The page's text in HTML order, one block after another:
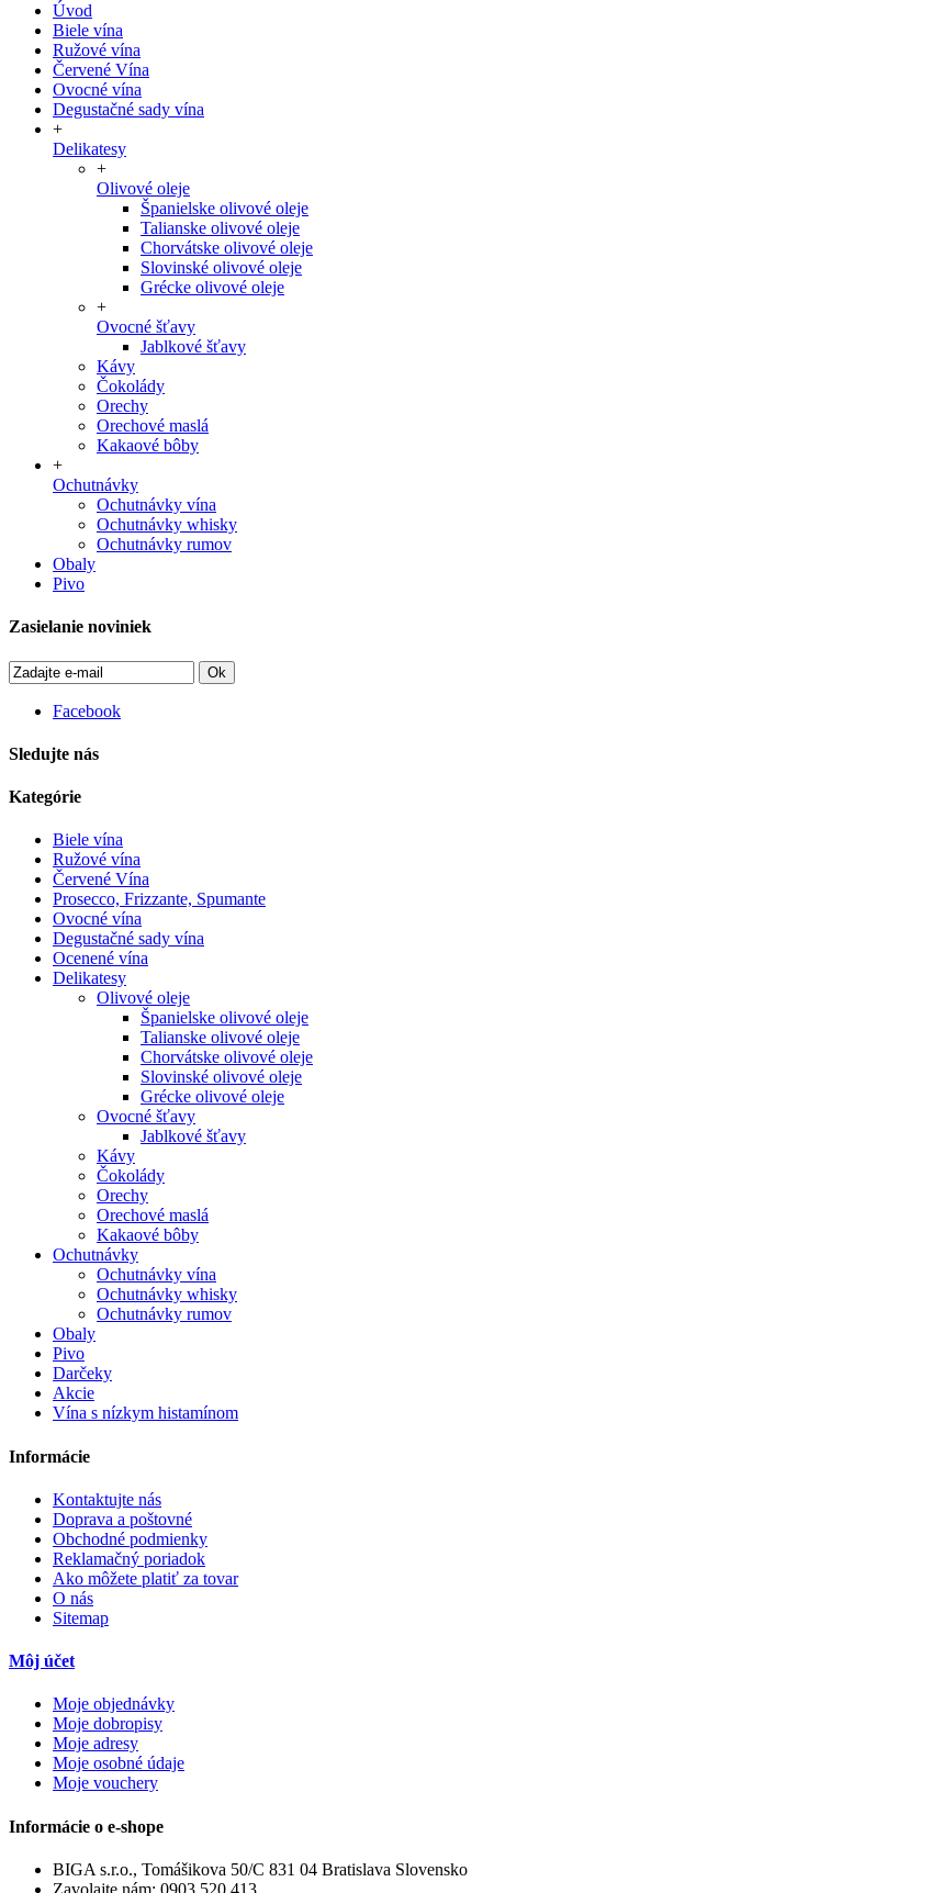
Úvod
Biele vína
Ružové vína
Červené Vína
Ovocné vína
Degustačné sady vína
+
Delikatesy
+
Olivové oleje
Španielske olivové oleje
Talianske olivové oleje
Chorvátske olivové oleje
Slovinské olivové oleje
Grécke olivové oleje
+
Ovocné šťavy
Jablkové šťavy
Kávy
Čokolády
Orechy
Orechové maslá
Kakaové bôby
+
Ochutnávky
Ochutnávky vína
Ochutnávky whisky
Ochutnávky rumov
Obaly
Pivo
Zasielanie noviniek
Ok
Facebook
Sledujte nás
Kategórie
Biele vína
Ružové vína
Červené Vína
Prosecco, Frizzante, Spumante
Ovocné vína
Degustačné sady vína
Ocenené vína
Delikatesy
Olivové oleje
Španielske olivové oleje
Talianske olivové oleje
Chorvátske olivové oleje
Slovinské olivové oleje
Grécke olivové oleje
Ovocné šťavy
Jablkové šťavy
Kávy
Čokolády
Orechy
Orechové maslá
Kakaové bôby
Ochutnávky
Ochutnávky vína
Ochutnávky whisky
Ochutnávky rumov
Obaly
Pivo
Darčeky
Akcie
Vína s nízkym histamínom
Informácie
Kontaktujte nás
Doprava a poštovné
Obchodné podmienky
Reklamačný poriadok
Ako môžete platiť za tovar
O nás
Sitemap
Môj účet
Moje objednávky
Moje dobropisy
Moje adresy
Moje osobné údaje
Moje vouchery
Informácie o e-shope
BIGA s.r.o., Tomášikova 50/C 831 04 Bratislava Slovensko
Zavolajte nám: 0903 520 413